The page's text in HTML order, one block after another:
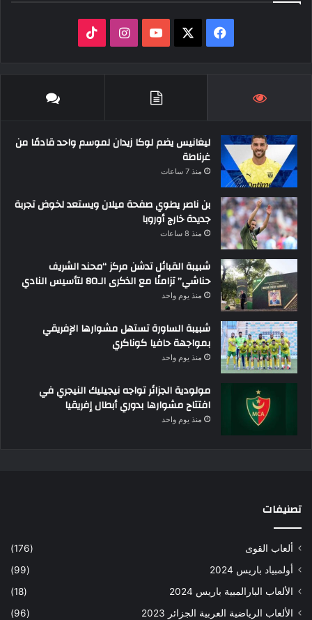
فيسبوك ‫YouTubeانستقرام
ليغانيس يضم لوكا زيدان لموسم واحد قادمًا من
غرناطة
منذ 7 ساعات
بن ناصر يطوي صفحة ميلان ويستعد لخوض تجربة
جديدة خارج أوروبا
منذ 8 ساعات
شبيبة القبائل تدشن مركز “محند الشريف
حناشي” تزامنًا مع الذكرى الـ80 لتأسيس النادي
منذ يوم واحد
شبيبة الساورة تستهل مشوارها الإفريقي
بمواجهة حافيا كوناكري
منذ يوم واحد
مولودية الجزائر تواجه نيجيليك النيجري في
افتتاح مشوارها بدوري أبطال إفريقيا
منذ يوم واحد
تصنيفات
ألعاب القوى
(176)
أولمبياد باريس 2024
(99)
الألعاب البارالمبية باريس 2024
(18)
الألعاب الرياضية العربية الجزائر 2023
(96)